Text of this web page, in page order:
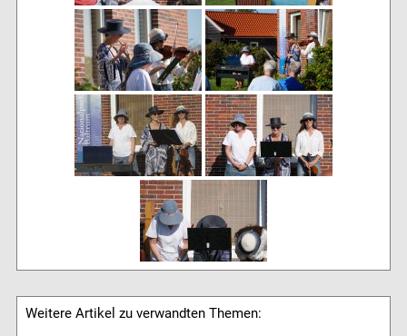
Weitere Artikel zu verwandten Themen: